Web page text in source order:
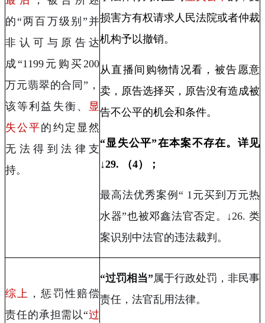
的“两百万级别”并
非认可与原告达
成“1199 元购买 200
万元翡翠的合同”，
该等利益失衡、 显
失公平的约定显然
无法得到法律支
持。
损害方有权请求人民法院或者仲裁
机构予以撤销。
从直播间购物情况看，被告愿意
卖，原告选择买，原告没有造成被
告不公平的机会和条件。
“显失公平”在本案不存在。详见
↓29. （4）；
最高法优秀案例 “ 1 元买到万元热
水器”也被邓鑫法官否定。 ↓26.类
案识别中法官的违法裁判。
综上 ，惩罚性赔偿
责任的承担需以“过
“过罚相当”属于行政处罚，非民事
责任，法官乱用法律。